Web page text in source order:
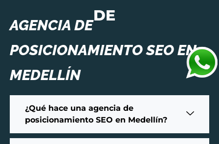
DE
AGENCIA DE
POSICIONAMIENTO SEO EN
MEDELLÍN
¿Qué hace una agencia de
posicionamiento SEO en Medellín?